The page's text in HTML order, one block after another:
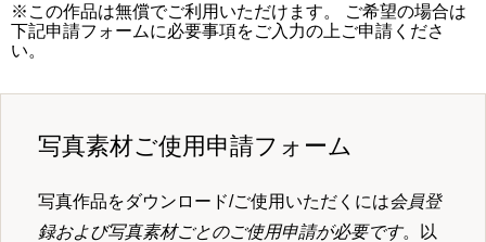
※この作品は無償でご利用いただけます。 ご希望の場合は
下記申請フォームに必要事項をご入力の上ご申請くださ
い。
写真素材ご使用申請フォーム
写真作品をダウンロード/ご使用いただくには会員登
録および写真素材ごとのご使用申請が必要です。以